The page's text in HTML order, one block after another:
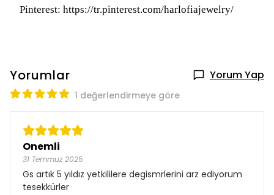
Pinterest: https://tr.pinterest.com/harlofiajewelry/
Yorumlar Yorum Yap
1 değerlendirmeye göre
Onemli
31 Temmuz 2025
Gs artık 5 yıldız yetkililere degismrlerini arz ediyorum
tesekkürler